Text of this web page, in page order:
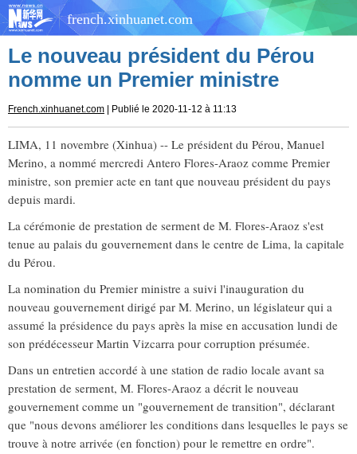
french.xinhuanet.com
Le nouveau président du Pérou
nomme un Premier ministre
French.xinhuanet.com | Publié le 2020-11-12 à 11:13
LIMA, 11 novembre (Xinhua) -- Le président du Pérou, Manuel
Merino, a nommé mercredi Antero Flores-Araoz comme Premier
ministre, son premier acte en tant que nouveau président du pays
depuis mardi.
La cérémonie de prestation de serment de M. Flores-Araoz s'est
tenue au palais du gouvernement dans le centre de Lima, la capitale
du Pérou.
La nomination du Premier ministre a suivi l'inauguration du
nouveau gouvernement dirigé par M. Merino, un législateur qui a
assumé la présidence du pays après la mise en accusation lundi de
son prédécesseur Martin Vizcarra pour corruption présumée.
Dans un entretien accordé à une station de radio locale avant sa
prestation de serment, M. Flores-Araoz a décrit le nouveau
gouvernement comme un "gouvernement de transition", déclarant
que "nous devons améliorer les conditions dans lesquelles le pays se
trouve à notre arrivée (en fonction) pour le remettre en ordre".